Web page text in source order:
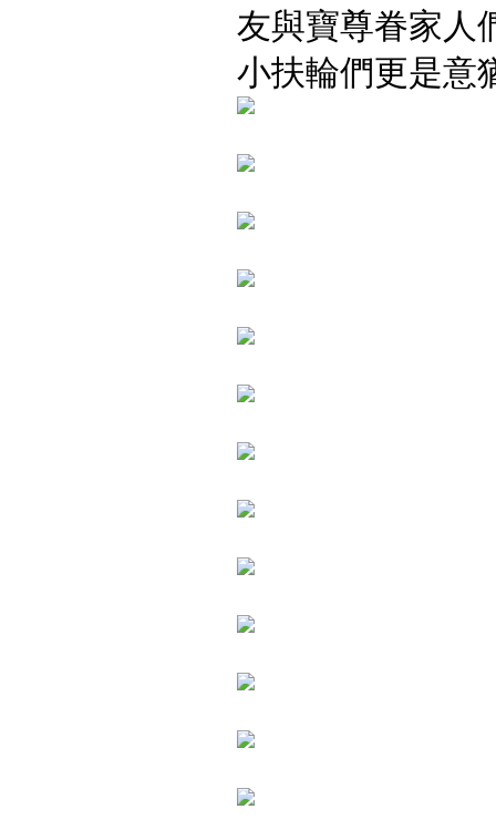
友與寶尊眷家人
小扶輪們更是意